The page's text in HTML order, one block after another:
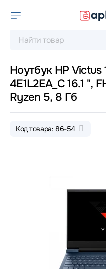
Ноутбук HP
4E1L2EA_C 16.1 ",
Ryzen 5, 8 Гб
Код товара: 86-54